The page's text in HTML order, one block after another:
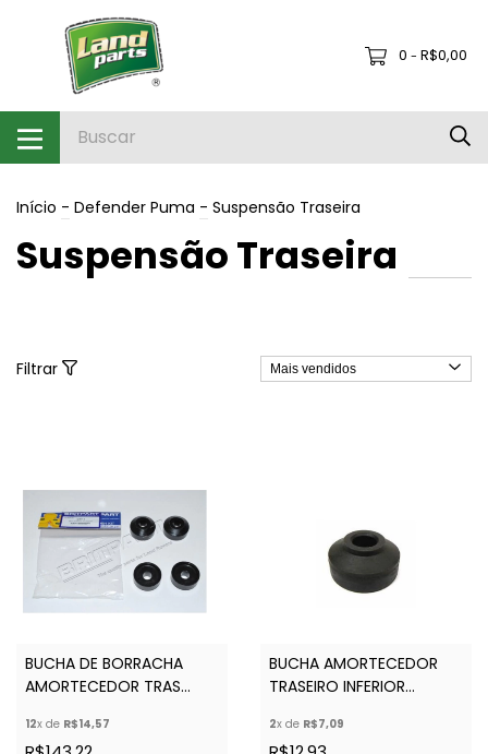
0 - R$0,00
Início - Defender Puma - Suspensão Traseira
Suspensão Traseira
Filtrar
BUCHA DE BORRACHA
AMORTECEDOR TRAS
C 4) -BRITPART- ANR1721
12x de R$14,57
BUCHA AMORTECEDOR
TRASEIRO INFERIOR
2x de R$7,09